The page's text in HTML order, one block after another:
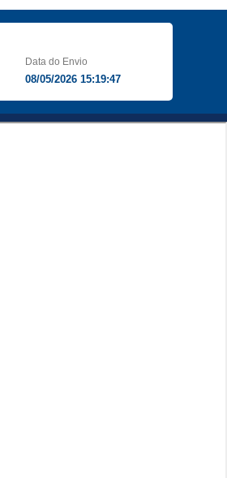
Data do Envio
08/05/2026 15:19:47